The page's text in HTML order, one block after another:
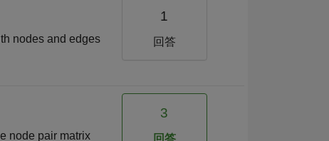
nodes and edges
1
回答
node pair matrix
3